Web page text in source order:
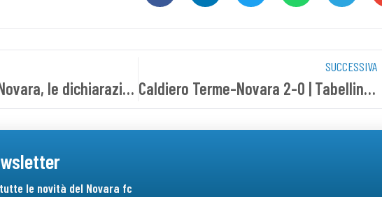
Caldiero Terme-Novara, le dichiarazioni pre gara di mister Gattuso
SUCCESSIVA
Caldiero Terme-Novara 2-0 | Tabellino del match
le novità del Novara fc